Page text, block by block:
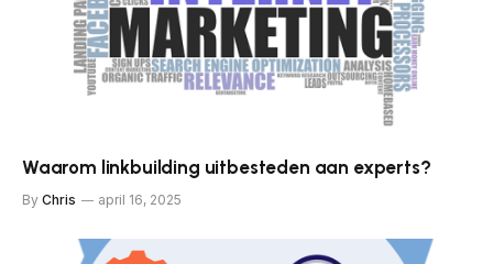
Waarom linkbuilding uitbesteden aan experts?
By Chris april 16, 2025